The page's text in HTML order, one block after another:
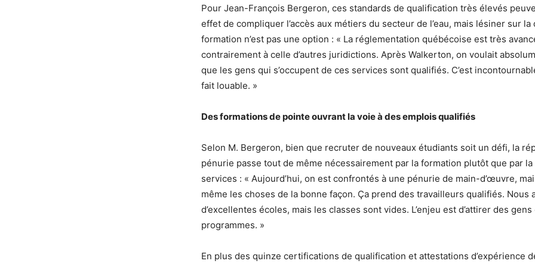
Pour Jean-François Bergeron, ces standards de qualification très élevés
effet de compliquer l’accès aux métiers du secteur de l’eau, mais lésiner sur la
formation n’est pas une option : « La réglementation québécoise est très
contrairement à celle d’autres juridictions. Après Walkerton, on voulait
que les gens qui s’occupent de ces services sont qualifiés. C’est
fait louable. »
Des formations de pointe ouvrant la voie à des emplois qualifiés
Selon M. Bergeron, bien que recruter de nouveaux étudiants soit un défi, la
pénurie passe tout de même nécessairement par la formation plutôt que par
services : « Aujourd’hui, on est confrontés à une pénurie de main-d’œuvre,
même les choses de la bonne façon. Ça prend des travailleurs qualifiés. Nous
d’excellentes écoles, mais les classes sont vides. L’enjeu est d’attirer des
programmes. »
En plus des quinze certifications de qualification et attestations d’expérience